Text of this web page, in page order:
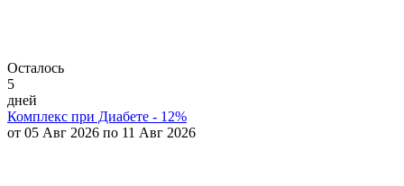
Осталось
5
дней
Комплекс при Диабете - 12%
от 05 Авг 2026 по 11 Авг 2026